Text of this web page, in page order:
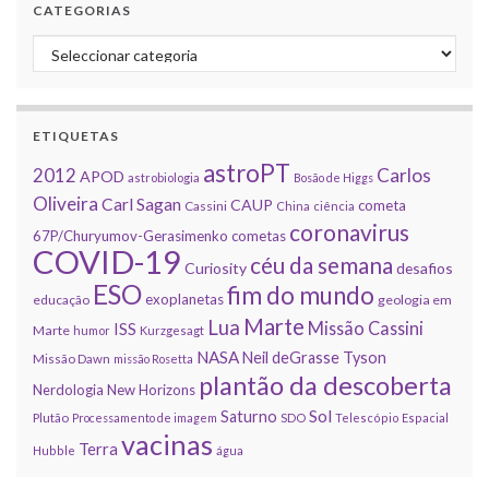
CATEGORIAS
Categorias
ETIQUETAS
2012 APOD astrobiologia astroPT Bosão de Higgs Carlos
Oliveira Carl Sagan Cassini CAUP China ciência cometa
67P/Churyumov-Gerasimenko cometas coronavirus
COVID-19 Curiosity céu da semana desafios
educação ESOexoplanetasfim do mundo geologia em
Marte humor ISS Kurzgesagt Lua Marte Missão Cassini
Missão Dawn missão Rosetta NASANeil deGrasse Tyson
Nerdologia New Horizons plantão da descoberta
Plutão Processamento de imagem Saturno SDO Sol Telescópio Espacial
Hubble Terra vacinas água